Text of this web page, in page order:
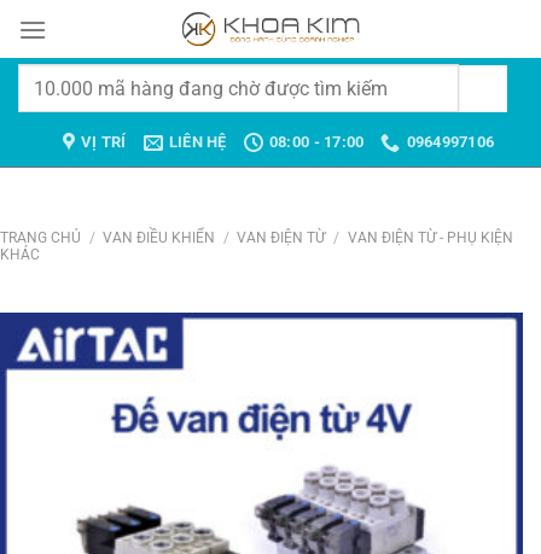
đến
Tìm
VỊ TRÍ LIÊN HỆ 08:00 - 17:00 0964997106
TRANG CHỦ / VAN ĐIỀU KHIỂN / VAN ĐIỆN TỪ / VAN ĐIỆN TỪ - PHỤ KIỆN
KHÁC